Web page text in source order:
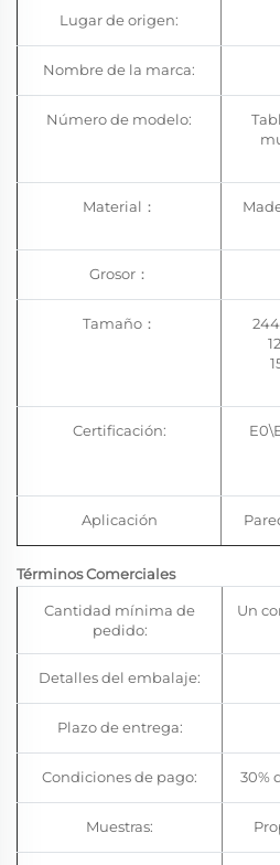
Lugar de origen:
Nombre de la marca:
Número de modelo:
Material：
Grosor：
Tamaño：
Certificación:
Aplicación
Términos Comerciales
Cantidad mínima de
pedido:
Un
Detalles del embalaje:
Plazo de entrega:
Condiciones de pago: 30%
Muestras: